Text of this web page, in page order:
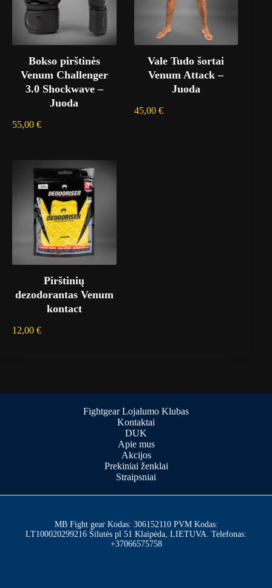
Bokso pirštinės
Venum Challenger
3.0 Shockwave –
Juoda
55,00 €
Vale Tudo šortai
Venum Attack –
Juoda
45,00 €
Pirštinių
dezodorantas Venum
kontact
12,00 €
Fightgear Lojalumo Klubas
Kontaktai
DUK
Apie mus
Akcijos
Prekiniai ženklai
Straipsniai
MB Fight gear Kodas: 306152110 PVM Kodas:
LT100020299216 Šilutės pl 51 Klaipėda, LIETUVA. Telefonas:
+37066575758